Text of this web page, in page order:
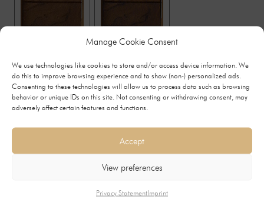
Manage Cookie Consent
We use technologies like cookies to store and/or access device information. We
do this to improve browsing experience and to show (non-) personalized ads.
Consenting to these technologies will allow us to process data such as browsing
behavior or unique IDs on this site. Not consenting or withdrawing consent, may
adversely affect certain features and functions.
Accept
View preferences
Privacy StatementImprint
Nej
+0
Ja
+2370